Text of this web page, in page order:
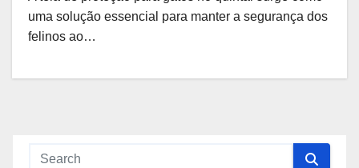
uma solução essencial para manter a segurança dos
felinos ao…